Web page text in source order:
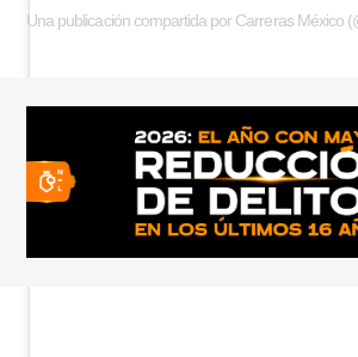
Una publicación compartida por Carreras México